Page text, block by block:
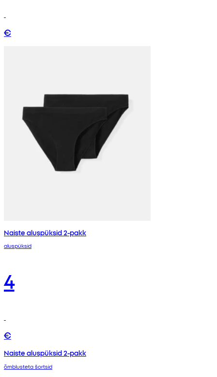
€
Naiste aluspüksid 2-pakk
aluspüksid
4
€
Naiste aluspüksid 2-pakk
õmblusteta šortsid